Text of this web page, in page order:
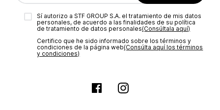
estado de tu compra puedes ingresar al menú de “Mi cuenta -
Mis Pedidos” en nuestra página webwww.studiofpanama.pa
Sí autorizo a STF GROUP S.A. el tratamiento de mis datos
personales, de acuerdo a las finalidades de su política
de tratamiento de datos personales‎(Consúltala aquí)
Certifico que he sido informado sobre los términos y
condiciones de la página web‎(Consúlta aquí los términos
y condiciones)